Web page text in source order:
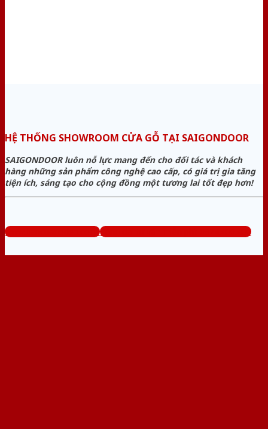
HỆ THỐNG SHOWROOM CỬA GỖ TẠI SAIGONDOOR
SAIGONDOOR luôn nỗ lực mang đến cho đối tác và khách
hàng những sản phẩm công nghệ cao cấp, có giá trị gia tăng
tiện ích, sáng tạo cho cộng đồng một tương lai tốt đẹp hơn!
www.bancuagodep.com Tổng đài tư vấn miễn phí: 0824.400.400